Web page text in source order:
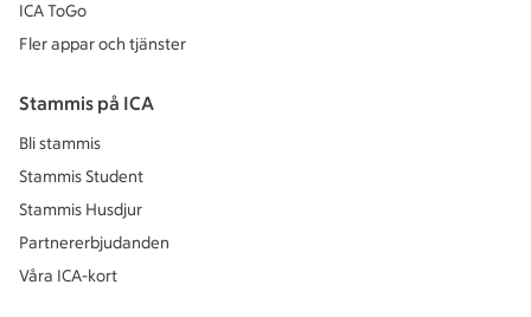
ICA ToGo
Fler appar och tjänster
Stammis på ICA
Bli stammis
Stammis Student
Stammis Husdjur
Partnererbjudanden
Våra ICA-kort